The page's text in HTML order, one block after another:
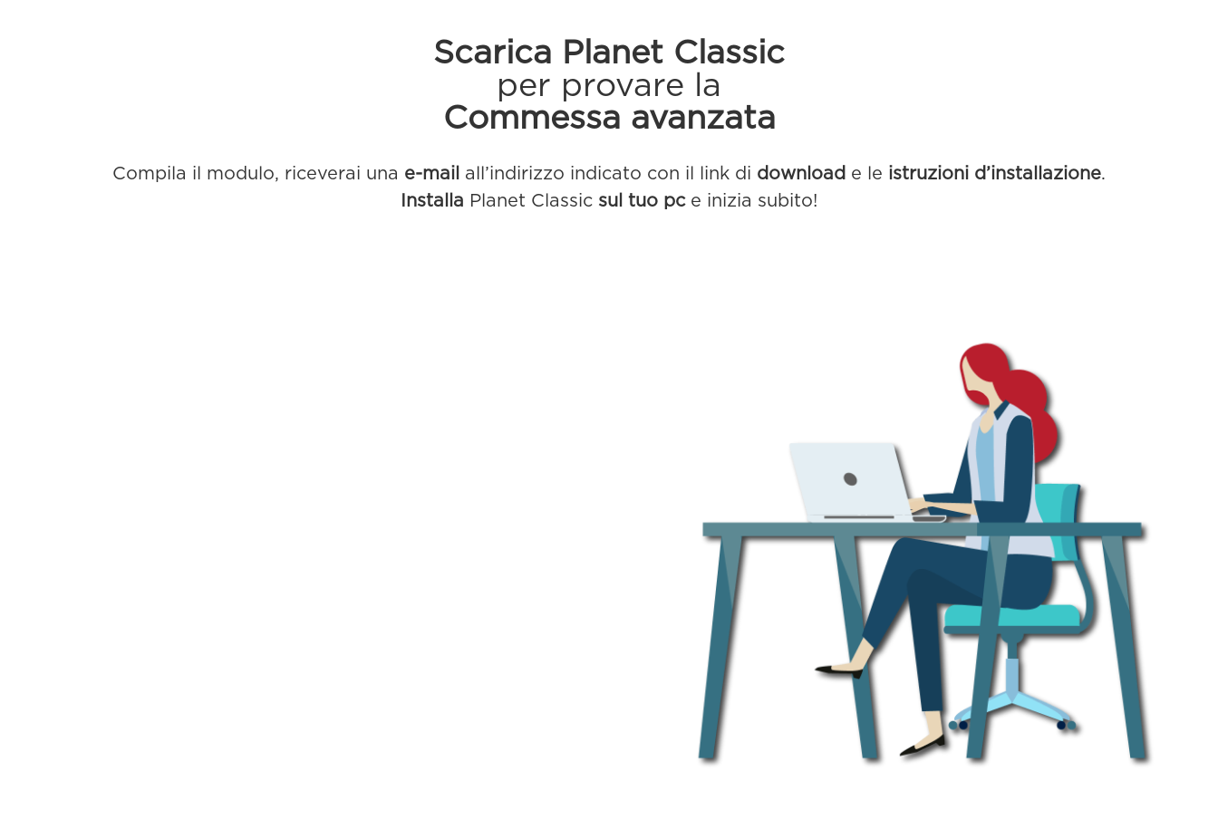
Scarica Planet Classic
per provare la
Commessa avanzata
Compila il modulo, riceverai una e-mail all’indirizzo indicato con il link di download e le istruzioni d’installazione.
Installa Planet Classic sul tuo pce inizia subito!